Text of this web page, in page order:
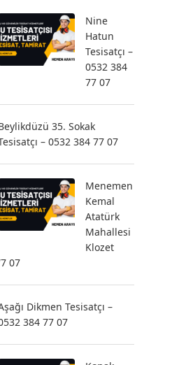
Nine
Hatun
Tesisatçı –
0532 384
77 07
35. Sokak
– 0532 384 77 07
Menemen
Kemal
Atatürk
Mahallesi
Klozet
07
Dikmen Tesisatçı –
384 77 07